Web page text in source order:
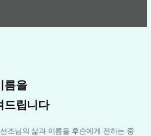
름을
드립니다
조님의 삶과 이름을 후손에게 전하는 중